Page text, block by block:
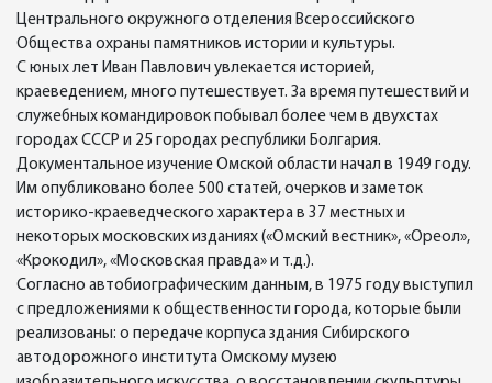
Центрального окружного отделения Всероссийского
Общества охраны памятников истории и культуры.
С юных лет Иван Павлович увлекается историей,
краеведением, много путешествует. За время путешествий и
служебных командировок побывал более чем в двухстах
городах СССР и 25 городах республики Болгария.
Документальное изучение Омской области начал в 1949 году.
Им опубликовано более 500 статей, очерков и заметок
историко-краеведческого характера в 37 местных и
некоторых московских изданиях («Омский вестник», «Ореол»,
«Крокодил», «Московская правда» и т.д.).
Согласно автобиографическим данным, в 1975 году выступил
с предложениями к общественности города, которые были
реализованы: о передаче корпуса здания Сибирского
автодорожного института Омскому музею